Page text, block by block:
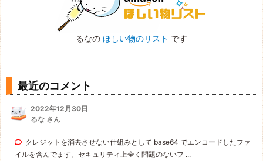
るなの ほしい物のリスト です
最近のコメント
2022年12月30日
るな さん
クレジットを消去させない仕組みとして base64 でエンコードしたファ
イルを含んでます。セキュリティ上全く問題のないフ ...